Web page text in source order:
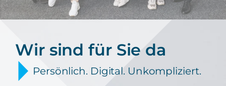
Wir sind für Sie da
Persönlich. Digital. Unkompliziert.